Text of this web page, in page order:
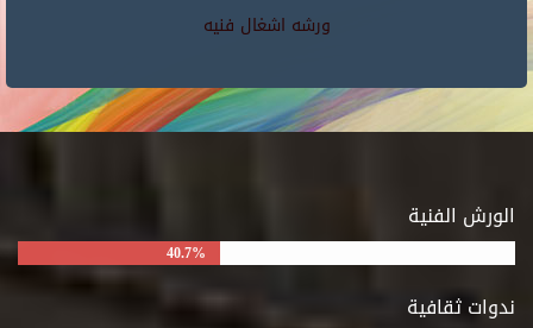
ورشه اشغال فنيه
الورش الفنية
40.7%
ندوات ثقافية